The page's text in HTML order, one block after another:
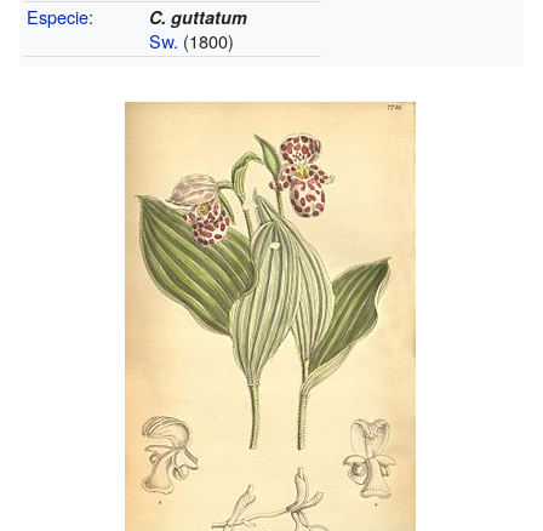
Especie: C. guttatum
Sw. (1800)